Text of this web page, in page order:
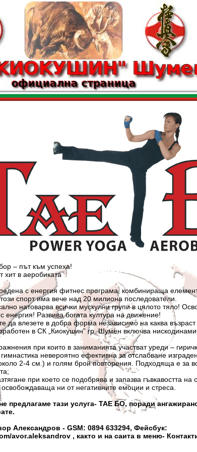
път към успеха!
в аеробиката
с енергия фитнес програма, комбинираща елементи
спорт има вече над 20 милиона последователи.
всички мускулни групи в цялото тяло!
енергия! Развива богата култура на движение!
в добра форма независимо на каква възраст
в СК „Киокушин” гр. Шумен включва
при които в заниманията участват уреди –
невероятно ефективна за отслабване
2-4 см.) и голям брой повторения. Подходяща е за
при което се подобрява и запазва гъвкавостта на
ни от негативните емоции и стреса.
предлагаме тази услуга- ТАЕ БО, поради
- GSM: 0894 633294, Фейсбук:
avor.aleksandrov , както и на саита в меню-